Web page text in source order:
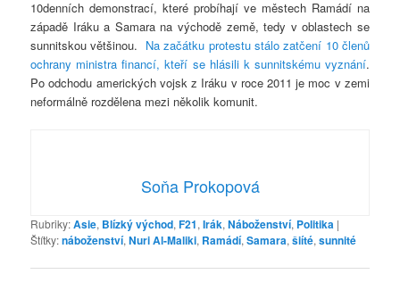
10denních demonstrací, které probíhají ve městech Ramádí na
západě Iráku a Samara na východě země, tedy v oblastech se
sunnitskou většinou. Na začátku protestu stálo zatčení 10 členů
ochrany ministra financí, kteří se hlásili k sunnitskému vyznání.
Po odchodu amerických vojsk z Iráku v roce 2011 je moc v zemi
neformálně rozdělena mezi několik komunit.
Soňa Prokopová
Rubriky:Asie, Blízký východ,F21,Irák,Náboženství, Politika |
Štítky:náboženství,Nuri Al-Maliki, Ramádí,Samara,šiíté,sunnité